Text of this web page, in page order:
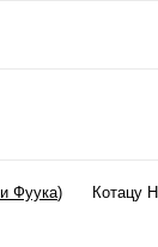
Фуука) Котацу